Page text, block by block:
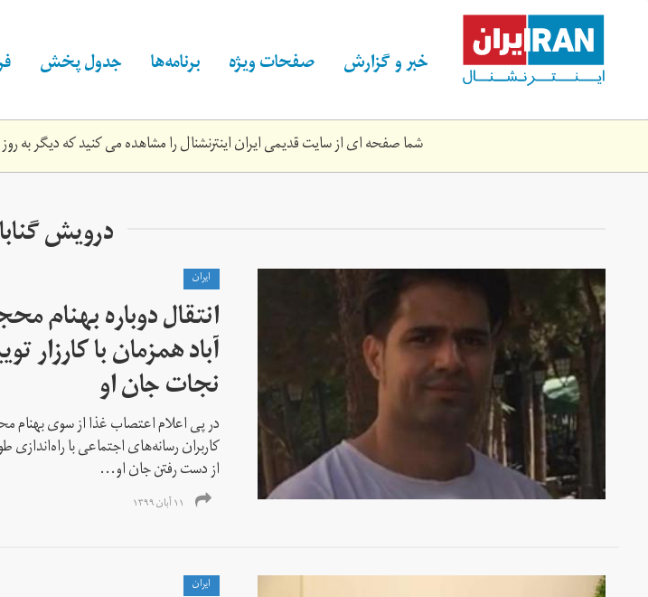
content خبر و گزارش صفحات ویژه برنامه‌ها جدول پخش
شما صفحه ای از سایت قدیمی ایران اینترنشنال را مشاهده می کنید که دیگر به
درویش
ايران
انتقال دوباره بهنام
آباد همزمان با کارزار
نجات جان او
در پی اعلام اعتصاب غذا از سوی بهنام
کاربران رسانه‌های اجتماعی با
از دست رفتن جان او...
۱۱ آبان ۱۳۹۹
ايران